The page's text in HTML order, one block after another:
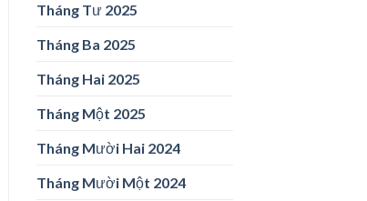
Tháng Tư 2025
Tháng Ba 2025
Tháng Hai 2025
Tháng Một 2025
Tháng Mười Hai 2024
Tháng Mười Một 2024